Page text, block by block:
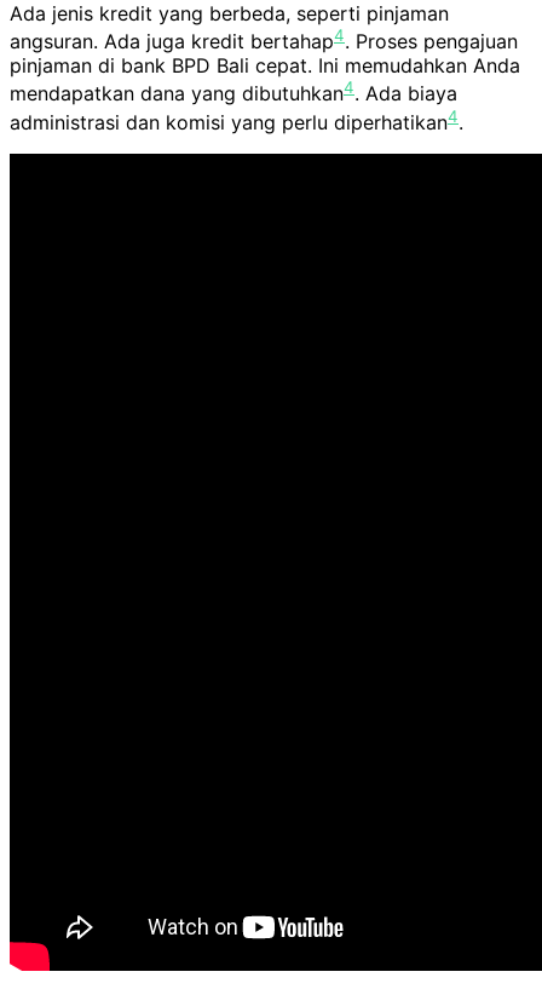
Ada jenis kredit yang berbeda, seperti pinjaman
angsuran. Ada juga kredit bertahap4. Proses pengajuan
pinjaman di bank BPD Bali cepat. Ini memudahkan Anda
mendapatkan dana yang dibutuhkan4. Ada biaya
administrasi dan komisi yang perlu diperhatikan4.